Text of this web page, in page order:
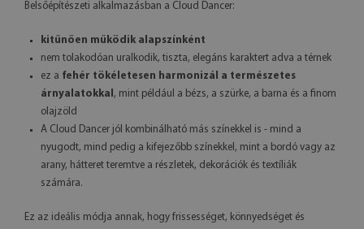
Belsőépítészeti alkalmazásban a Cloud Dancer:
kitűnően működik alapszínként
nem tolakodóan uralkodik, tiszta, elegáns karaktert adva a térnek
ez a fehér tökéletesen harmonizál a természetes
árnyalatokkal , mint például a bézs, a szürke, a barna és a finom
olajzöld
A Cloud Dancer jól kombinálható más színekkel is - mind a
nyugodt, mind pedig a kifejezőbb színekkel, mint a bordó vagy az
arany, hátteret teremtve a részletek, dekorációk és textíliák
számára.
Ez az ideális módja annak, hogy frissességet, könnyedséget és